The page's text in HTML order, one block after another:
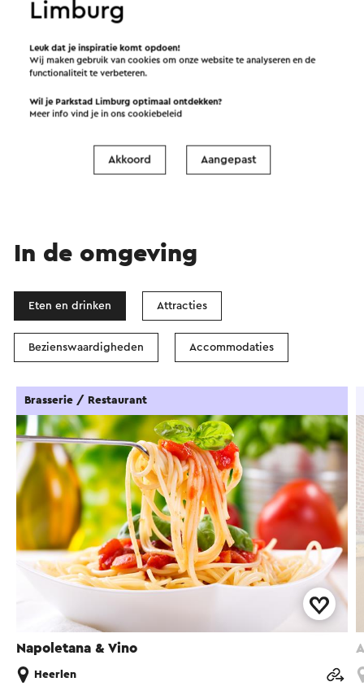
Start de route
Filters tonen
In de omgeving
Eten en drinken Attracties
Bezienswaardigheden Accommodaties
Napoletana & Vino
Brasserie / Restaurant
Heerlen
Limburg
Leuk dat je inspiratie komt opdoen!
Wij maken gebruik van cookies om onze website te analyseren en de
functionaliteit te verbeteren.
Wil je Parkstad Limburg optimaal ontdekken?
Meer info vind je in onscookiebeleid
Akkoord Aangepast